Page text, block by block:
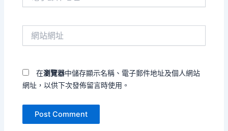
在瀏覽器中儲存顯示名稱、電子郵件地址及個人網站
網址，以供下次發佈留言時使用。